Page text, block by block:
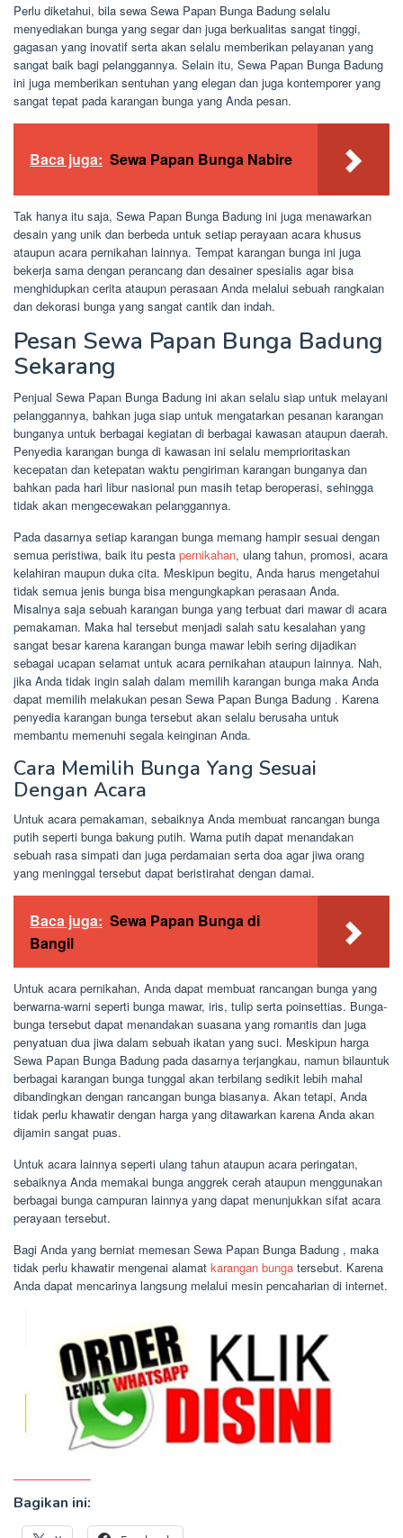
Perlu diketahui, bila sewa Sewa Papan Bunga Badung selalu
menyediakan bunga yang segar dan juga berkualitas sangat tinggi,
gagasan yang inovatif serta akan selalu memberikan pelayanan yang
sangat baik bagi pelanggannya. Selain itu, Sewa Papan Bunga Badung
ini juga memberikan sentuhan yang elegan dan juga kontemporer yang
sangat tepat pada karangan bunga yang Anda pesan.
Baca juga: Sewa Papan Bunga Nabire
Tak hanya itu saja, Sewa Papan Bunga Badung ini juga menawarkan
desain yang unik dan berbeda untuk setiap perayaan acara khusus
ataupun acara pernikahan lainnya. Tempat karangan bunga ini juga
bekerja sama dengan perancang dan desainer spesialis agar bisa
menghidupkan cerita ataupun perasaan Anda melalui sebuah rangkaian
dan dekorasi bunga yang sangat cantik dan indah.
Pesan Sewa Papan Bunga Badung
Sekarang
Penjual Sewa Papan Bunga Badung ini akan selalu siap untuk melayani
pelanggannya, bahkan juga siap untuk mengatarkan pesanan karangan
bunganya untuk berbagai kegiatan di berbagai kawasan ataupun daerah.
Penyedia karangan bunga di kawasan ini selalu memprioritaskan
kecepatan dan ketepatan waktu pengiriman karangan bunganya dan
bahkan pada hari libur nasional pun masih tetap beroperasi, sehingga
tidak akan mengecewakan pelanggannya.
Pada dasarnya setiap karangan bunga memang hampir sesuai dengan
semua peristiwa, baik itu pesta pernikahan, ulang tahun, promosi, acara
kelahiran maupun duka cita. Meskipun begitu, Anda harus mengetahui
tidak semua jenis bunga bisa mengungkapkan perasaan Anda.
Misalnya saja sebuah karangan bunga yang terbuat dari mawar di acara
pemakaman. Maka hal tersebut menjadi salah satu kesalahan yang
sangat besar karena karangan bunga mawar lebih sering dijadikan
sebagai ucapan selamat untuk acara pernikahan ataupun lainnya. Nah,
jika Anda tidak ingin salah dalam memilih karangan bunga maka Anda
dapat memilih melakukan pesan Sewa Papan Bunga Badung . Karena
penyedia karangan bunga tersebut akan selalu berusaha untuk
membantu memenuhi segala keinginan Anda.
Cara Memilih Bunga Yang Sesuai
Dengan Acara
Untuk acara pemakaman, sebaiknya Anda membuat rancangan bunga
putih seperti bunga bakung putih. Warna putih dapat menandakan
sebuah rasa simpati dan juga perdamaian serta doa agar jiwa orang
yang meninggal tersebut dapat beristirahat dengan damai.
Baca juga: Sewa Papan Bunga di
Bangil
Untuk acara pernikahan, Anda dapat membuat rancangan bunga yang
berwarna-warni seperti bunga mawar, iris, tulip serta poinsettias. Bunga-
bunga tersebut dapat menandakan suasana yang romantis dan juga
penyatuan dua jiwa dalam sebuah ikatan yang suci. Meskipun harga
Sewa Papan Bunga Badung pada dasarnya terjangkau, namun bilauntuk
berbagai karangan bunga tunggal akan terbilang sedikit lebih mahal
dibandingkan dengan rancangan bunga biasanya. Akan tetapi, Anda
tidak perlu khawatir dengan harga yang ditawarkan karena Anda akan
dijamin sangat puas.
Untuk acara lainnya seperti ulang tahun ataupun acara peringatan,
sebaiknya Anda memakai bunga anggrek cerah ataupun menggunakan
berbagai bunga campuran lainnya yang dapat menunjukkan sifat acara
perayaan tersebut.
Bagi Anda yang berniat memesan Sewa Papan Bunga Badung , maka
tidak perlu khawatir mengenai alamat karangan bunga tersebut. Karena
Anda dapat mencarinya langsung melalui mesin pencaharian di internet.
Bagikan ini: